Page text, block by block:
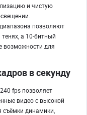
и чистую
позволяют
а 10-битный
возможности для
в секунду
fps позволяет
видео с высокой
съёмки динамики,